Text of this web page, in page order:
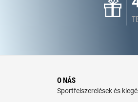
O NÁS
Sportfelszerelések és